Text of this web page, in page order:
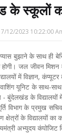
के स्कूलों
7/12/2023 10:22:00
बुझाने के साथ ही
होगी। जल जीवन
में विज्ञान,
यूनिट के साथ-
बुंदेलखंड के विद्यालयों
विभाग के प्रमुख
क्षेत्रों के
अभ्युदय